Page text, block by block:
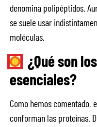
denomina polipéptidos.
se suele usar
moléculas.
¿Qué son
esenciales?
Como hemos comentado,
conforman las proteínas.